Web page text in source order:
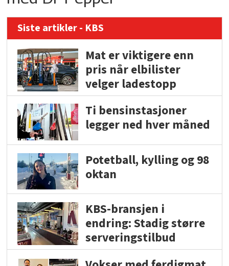
Siste artikler - KBS
Mat er viktigere enn
pris når elbilister
velger ladestopp
Ti bensinstasjoner
legger ned hver måned
Potetball, kylling og 98
oktan
KBS-bransjen i
endring: Stadig større
serveringstilbud